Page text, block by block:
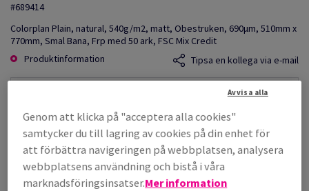
#689414
Colorplan Plain, natural, 540g/m2, matt, Obestruken, 690µm, 510mm x
770mm, Smal Bana, Frp med 50 ark, FSC Mix Credit
Produktinformation
Tipsa en kollega via e-mail
per 1 000 Sheet(s)
(212 kg )
BESTÄLLNINGSVARA, INGEN RETURRÄTT, FÖRVÄNTAT
LEV.DATUM 01/09/2026
Vägledning om enheter
Genom att klicka på "acceptera alla cookies"
samtycker du till lagring av cookies på din enhet för
att förbättra navigeringen på webbplatsen, analysera
webbplatsens användning och bistå i våra
marknadsföringsinsatser.Mer information
Avvisa alla